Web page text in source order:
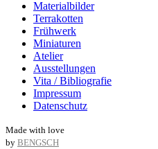
Materialbilder
Terrakotten
Frühwerk
Miniaturen
Atelier
Ausstellungen
Vita / Bibliografie
Impressum
Datenschutz
Made with love
by BENGSCH